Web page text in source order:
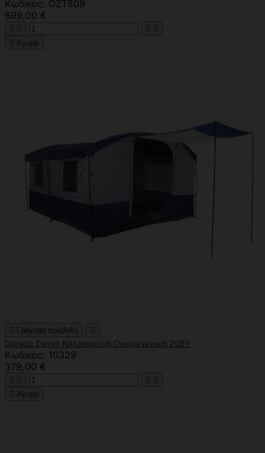
Κωδικός: OZT809
699,00 €
   
 Αγορά
 Γρήγορη προβολή 
Dorado Σκηνή Καλοκαιρινή Οικογενειακή 205Υ
Κωδικός: 10329
379,00 €
   
 Αγορά